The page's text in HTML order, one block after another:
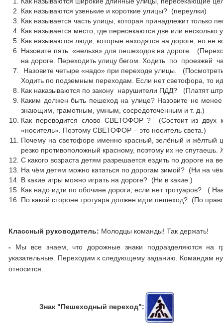
Как называются узенькие и короткие улицы? (переулки)
Как называется часть улицы, которая принадлежит только
Как называется место, где пересекаются две или несколько
Как называются люди, которые находятся на дороге, но
Назовите пять «нельзя» для пешеходов на дороге.
на дороге. Переходить улицу бегом. Ходить по проезжей
Назовите четыре «надо» при переходе улицы.
Ходить по подземным переходам. Если нет светофора, то
Как наказываются по закону нарушители ПДД? (Платят
Каким должен быть пешеход на улице? Назовите не
знающим, грамотным, умным, сосредоточенным и т. д.)
Как переводится слово СВЕТОФОР ? (Состоит из двух
«носитель». Поэтому СВЕТОФОР – это носитель света.)
Почему на светофоре именно красный, зелёный и
резко противоположный красному, поэтому их не
С какого возраста детям разрешается ездить по дороге на
На чём детям можно кататься по дорогам зимой? (Ни на
В какие игры можно играть на дороге? (Ни в какие.)
Как надо идти по обочине дороги, если нет тротуаров? (
По какой стороне тротуара должен идти пешеход? (По
Классный руководитель: Молодцы команды! Так держать!
- Мы все знаем, что дорожные знаки подразделяются на
указательные. Переходим к следующему заданию. Командам
относится.
Знак "Пешеходный переход":